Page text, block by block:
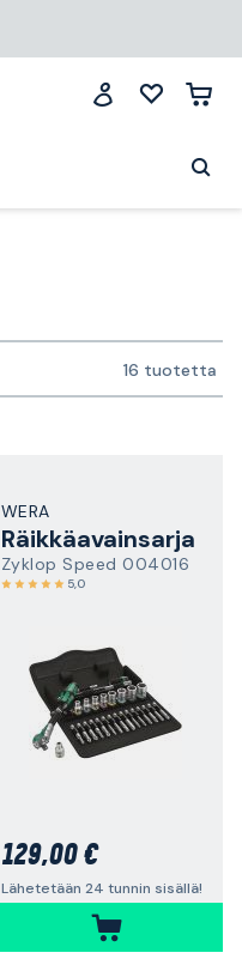
16 tuotetta
WERA
Räikkäavainsarja
Zyklop Speed 004016
5,0
129,00 €
Lähetetään 24 tunnin sisällä!